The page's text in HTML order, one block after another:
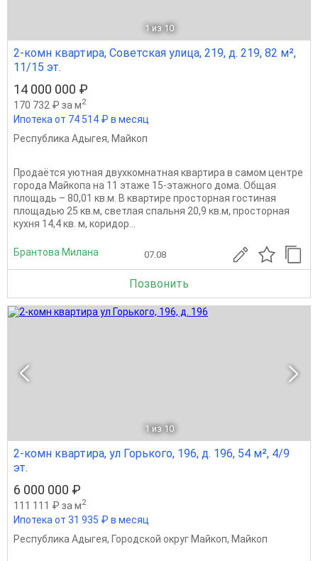
1 из 10
2-комн квартира, Советская улица, 219, д. 219, 82 м²,
11/15 эт.
14 000 000 ₽
170 732 ₽ за м2
Ипотека от 74 514 ₽ в месяц
Республика Адыгея, Майкоп
Продаётся уютная двухкомнатная квартира в самом центре
города Майкопа на 11 этаже 15-этажного дома. Общая
площадь – 80,01 кв.м. В квартире просторная гостиная
площадью 25 кв.м, светлая спальня 20,9 кв.м, просторная
кухня 14,4 кв. м, коридор...
Брантова Милана 07.08
Позвонить
1 из 10
2-комн квартира, ул Горького, 196, д. 196, 54 м², 4/9
эт.
6 000 000 ₽
111 111 ₽ за м2
Ипотека от 31 935 ₽ в месяц
Республика Адыгея, Городской округ Майкоп, Майкоп